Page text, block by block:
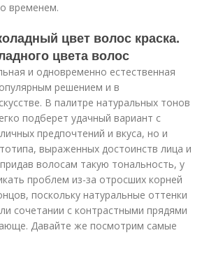
временем.
цвет волос краска.
цвета волос
и одновременно естественная
решением и в
В палитре натуральных тонов
подберет удачный вариант с
предпочтений и вкуса, но и
выраженных достоинств лица и
волосам такую тональность, у
проблем из-за отросших корней
поскольку натуральные оттенки
сочетании с контрастными прядями
Давайте же посмотрим самые